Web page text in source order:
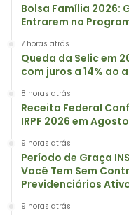
Bolsa Família 2026:
Entrarem no
7 horas atrás
Queda da Selic em
com juros a 14% ao
8 horas atrás
Receita Federal
IRPF 2026 em
9 horas atrás
Período de Graça
Você Tem Sem
Previdenciários
9 horas atrás